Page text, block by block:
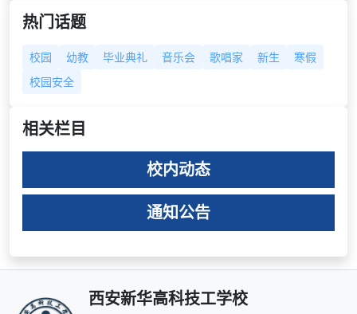
热门话题
校园 幼教 毕业典礼 音乐会 歌唱家 新生
寒假
校园安全
相关栏目
校内动态
通知公告
西安新华高科技工学校